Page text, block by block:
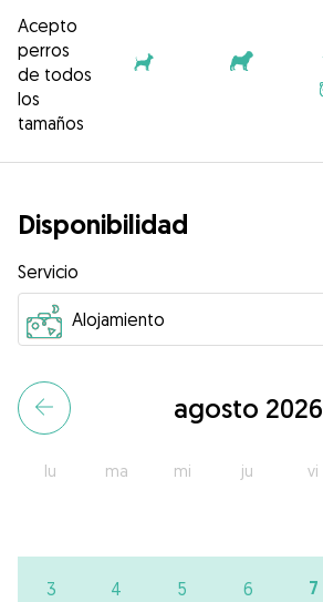
Acepto
perros
de todos
los
tamaños
Disponibilidad
Servicio
agosto 2026
lu ma mi ju vi
3 4 5 6 7